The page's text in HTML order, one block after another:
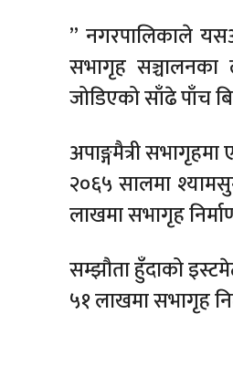
” नगरपालिकाले
सभागृह सञ्चालनका
जोडिएको साँढे पाँच
अपाङ्गमैत्री
२०६५ सालमा
लाखमा सभागृह
सम्झौता हुँदाको
५१ लाखमा सभागृह